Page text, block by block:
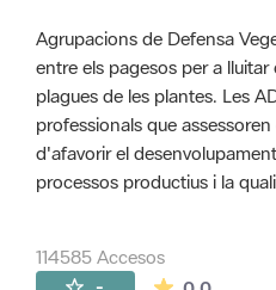
Agrupacions de Defensa
entre els pagesos per a
plagues de les plantes. Les
professionals que
d'afavorir el
processos productius i la
114585 Accesos
La